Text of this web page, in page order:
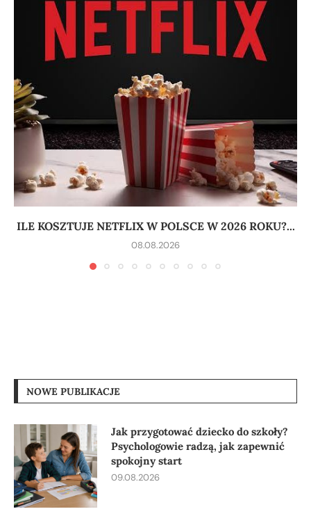
ILE KOSZTUJE NETFLIX W POLSCE W 2026 ROKU?...
08.08.2026
NOWE PUBLIKACJE
Jak przygotować dziecko do szkoły?
Psychologowie radzą, jak zapewnić
spokojny start
09.08.2026